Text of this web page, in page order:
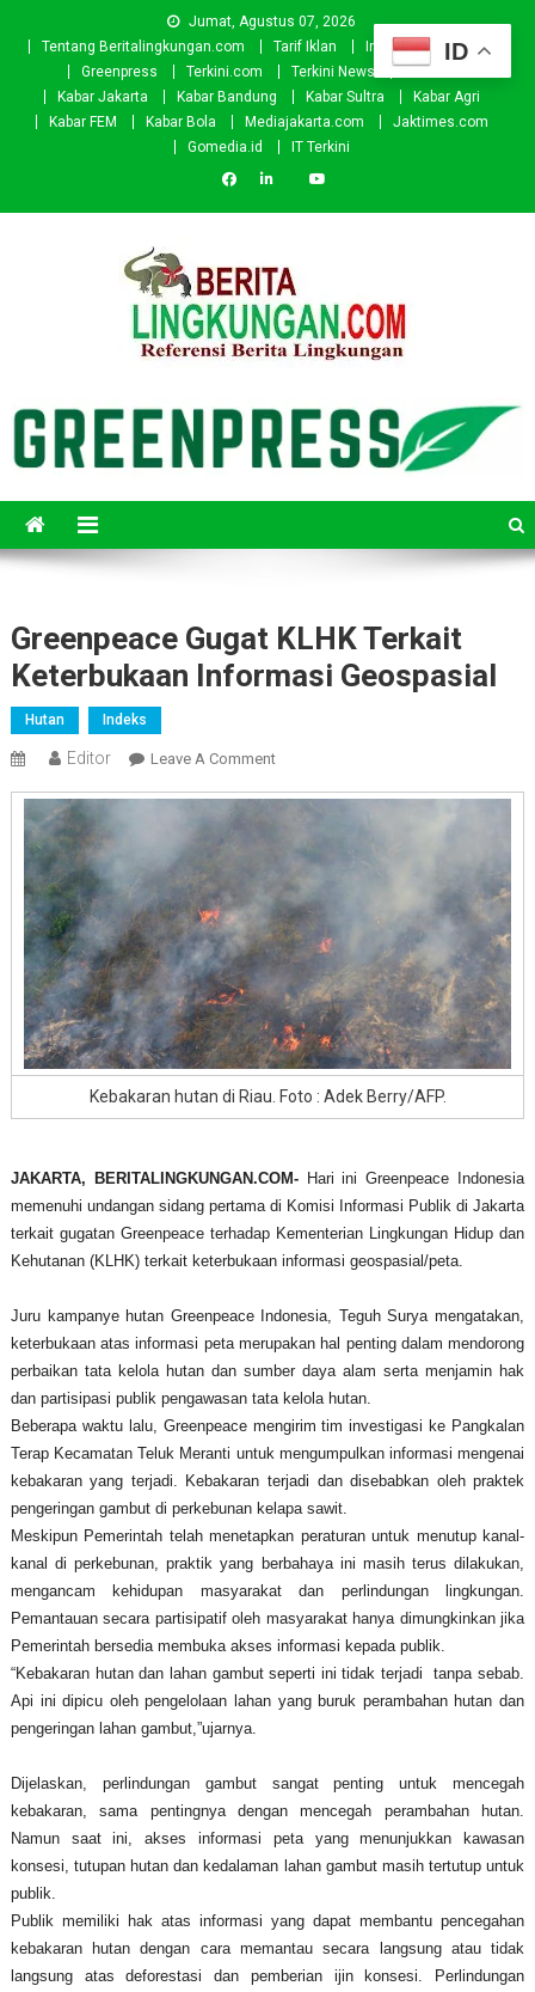
Jumat, Agustus 07, 2026
Tentang Beritalingkungan.com
Tarif Iklan Investor
Donasi
Greenpress
Terkini.com Terkini News
Kabar.id
Kabar Jakarta
Kabar Bandung Kabar Sultra
Kabar Agri
Kabar FEM
Kabar Bola Mediajakarta.com
Jaktimes.com
Gomedia.id
IT Terkini
Greenpeace Gugat KLHK Terkait
Keterbukaan Informasi Geospasial
Hutan Indeks
Editor Leave A CommentOn
Gugat
Terkait
Keterbukaan
Informasi
Geospasial
Kebakaran hutan di Riau. Foto : Adek Berry/AFP.
JAKARTA, BERITALINGKUNGAN.COM- Hari ini Greenpeace Indonesia
memenuhi undangan sidang pertama di Komisi Informasi Publik di Jakarta
terkait gugatan Greenpeace terhadap Kementerian Lingkungan Hidup dan
Kehutanan (KLHK) terkait keterbukaan informasi geospasial/peta.
Juru kampanye hutan Greenpeace Indonesia, Teguh Surya mengatakan,
keterbukaan atas informasi peta merupakan hal penting dalam mendorong
perbaikan tata kelola hutan dan sumber daya alam serta menjamin hak
dan partisipasi publik pengawasan tata kelola hutan.
Beberapa waktu lalu, Greenpeace mengirim tim investigasi ke Pangkalan
Terap Kecamatan Teluk Meranti untuk mengumpulkan informasi mengenai
kebakaran yang terjadi. Kebakaran terjadi dan disebabkan oleh praktek
pengeringan gambut di perkebunan kelapa sawit.
Meskipun Pemerintah telah menetapkan peraturan untuk menutup kanal-
kanal di perkebunan, praktik yang berbahaya ini masih terus dilakukan,
mengancam kehidupan masyarakat dan perlindungan lingkungan.
Pemantauan secara partisipatif oleh masyarakat hanya dimungkinkan jika
Pemerintah bersedia membuka akses informasi kepada publik.
“Kebakaran hutan dan lahan gambut seperti ini tidak terjadi tanpa sebab.
Api ini dipicu oleh pengelolaan lahan yang buruk perambahan hutan dan
pengeringan lahan gambut,”ujarnya.
Dijelaskan, perlindungan gambut sangat penting untuk mencegah
kebakaran, sama pentingnya dengan mencegah perambahan hutan.
Namun saat ini, akses informasi peta yang menunjukkan kawasan
konsesi, tutupan hutan dan kedalaman lahan gambut masih tertutup untuk
publik.
Publik memiliki hak atas informasi yang dapat membantu pencegahan
kebakaran hutan dengan cara memantau secara langsung atau tidak
langsung atas deforestasi dan pemberian ijin konsesi. Perlindungan
ID